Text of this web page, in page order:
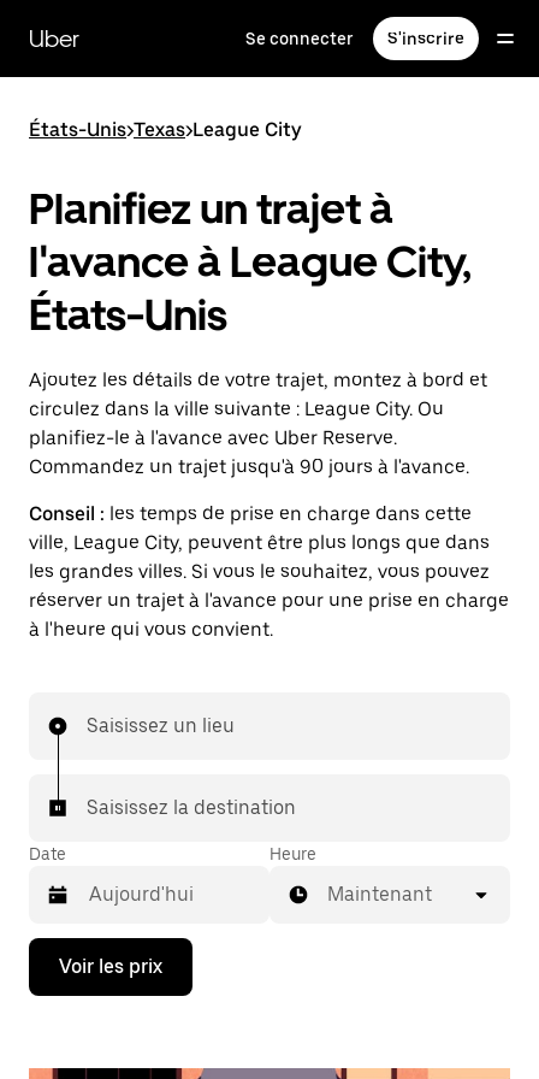
contenu
principal
Uber Se connecter S'inscrire
États-Unis>Texas>League City
Planifiez un trajet à
l'avance à League City,
États-Unis
Ajoutez les détails de votre trajet, montez à bord et
circulez dans la ville suivante : League City. Ou
planifiez-le à l'avance avec Uber Reserve.
Commandez un trajet jusqu'à 90 jours à l'avance.
Conseil : les temps de prise en charge dans cette
ville, League City, peuvent être plus longs que dans
les grandes villes. Si vous le souhaitez, vous pouvez
réserver un trajet à l'avance pour une prise en charge
à l'heure qui vous convient.
Saisissez un lieu
Saisissez la destination
Date
Appuyez
la
Heure
Maintenant
Voir les prix